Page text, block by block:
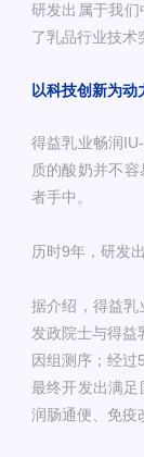
研发出属于我
了乳品行业技术
以科技创新为动
得益乳业畅润
质的酸奶并不
者手中。
历时9年，研发
据介绍，得益
发政院士与得益
因组测序；经
最终开发出满
润肠通便、免疫